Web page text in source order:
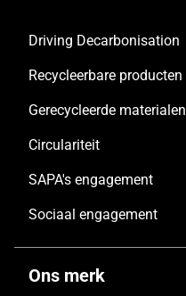
Driving Decarbonisation
Recycleerbare producten
Gerecycleerde materialen
Circulariteit
SAPA's engagement
Sociaal engagement
Ons merk